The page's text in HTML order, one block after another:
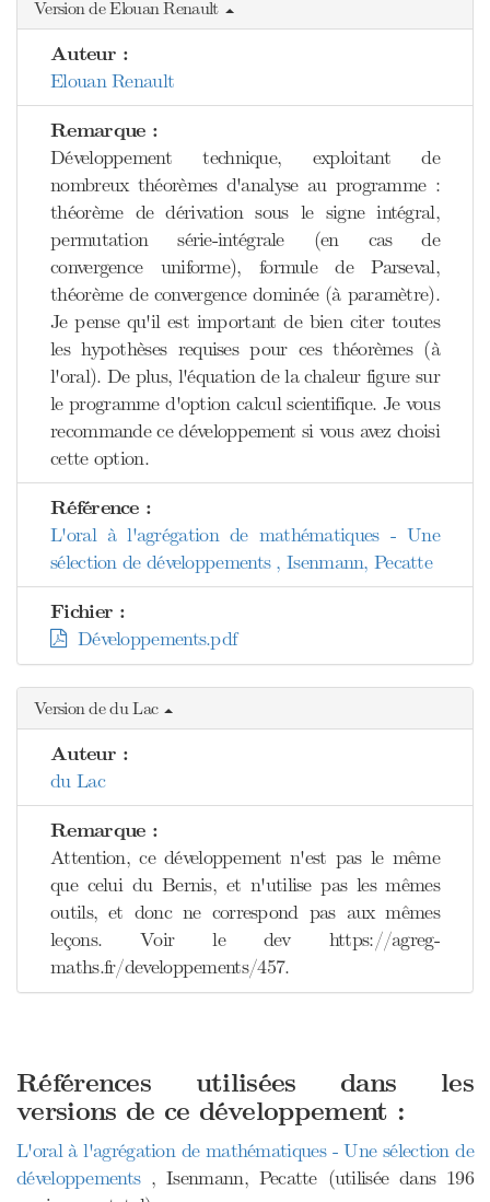
Version de Elouan Renault
Auteur :
Elouan Renault
Remarque :
Développement technique, exploitant de
nombreux théorèmes d'analyse au programme :
théorème de dérivation sous le signe intégral,
permutation série-intégrale (en cas de
convergence uniforme), formule de Parseval,
théorème de convergence dominée (à paramètre).
Je pense qu'il est important de bien citer toutes
les hypothèses requises pour ces théorèmes (à
l'oral). De plus, l'équation de la chaleur figure sur
le programme d'option calcul scientifique. Je vous
recommande ce développement si vous avez choisi
cette option.
Référence :
L'oral à l'agrégation de mathématiques - Une
sélection de développements , Isenmann, Pecatte
Fichier :
Développements.pdf
Version de du Lac
Auteur :
du Lac
Remarque :
Attention, ce développement n'est pas le même
que celui du Bernis, et n'utilise pas les mêmes
outils, et donc ne correspond pas aux mêmes
leçons. Voir le dev https://agreg-
maths.fr/developpements/457.
Références utilisées dans les
versions de ce développement :
L'oral à l'agrégation de mathématiques - Une sélection de
développements , Isenmann, Pecatte (utilisée dans 196